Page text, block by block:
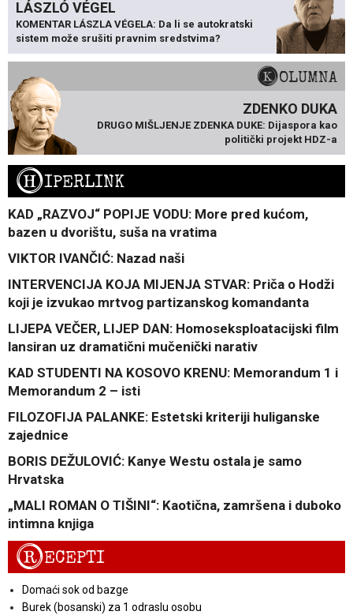
LÁSZLÓ VÉGEL
KOMENTAR LÁSZLA VÉGELA: Da li se autokratski
sistem može srušiti pravnim sredstvima?
KOLUMNA
ZDENKO DUKA
DRUGO MIŠLJENJE ZDENKA DUKE: Dijaspora kao
politički projekt HDZ-a
HIPERLINK
KAD „RAZVOJ“ POPIJE VODU: More pred kućom,
bazen u dvorištu, suša na vratima
VIKTOR IVANČIĆ: Nazad naši
INTERVENCIJA KOJA MIJENJA STVAR: Priča o Hodži
koji je izvukao mrtvog partizanskog komandanta
LIJEPA VEČER, LIJEP DAN: Homoseksploatacijski film
lansiran uz dramatični mučenički narativ
KAD STUDENTI NA KOSOVO KRENU: Memorandum 1 i
Memorandum 2 – isti
FILOZOFIJA PALANKE: Estetski kriteriji huliganske
zajednice
BORIS DEŽULOVIĆ: Kanye Westu ostala je samo
Hrvatska
„MALI ROMAN O TIŠINI“: Kaotična, zamršena i duboko
intimna knjiga
RECEPTI
Domaći sok od bazge
Burek (bosanski) za 1 odraslu osobu